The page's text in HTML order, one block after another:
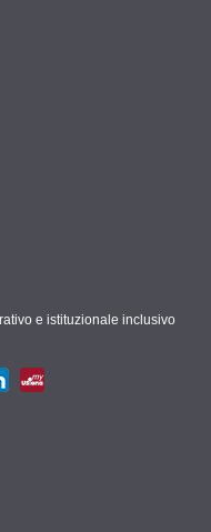
e istituzionale inclusivo